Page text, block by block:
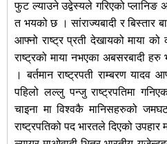
फुट ल्याउने उद्वेस्यले गरिएको
त भयको छ । सांराज्यबादी र बिस्तार
आफ्नो राष्ट्र प्रती देखायको माया
राष्ट्रको माया नभएका अबसरबादी
। बर्तमान राष्ट्रपती राम्बरण यादव
पहिलो लल्लु पन्जु राष्ट्रपतिमा
चाइना मा विश्वकै मानिसहरुको
राष्ट्रपतिको पद भारतले दिएको